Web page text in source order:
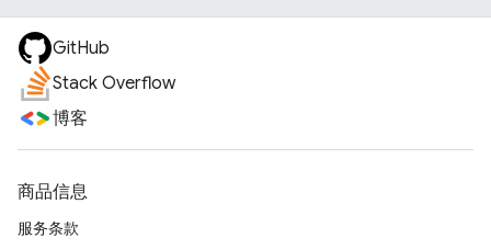
GitHub
Stack Overflow
博客
商品信息
服务条款